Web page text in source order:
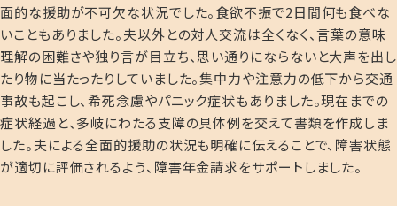
面的な援助が不可欠な状況でした。食欲不振で2日間何も食べな
いこともありました。夫以外との対人交流は全くなく、言葉の意味
理解の困難さや独り言が目立ち、思い通りにならないと大声を出し
たり物に当たったりしていました。集中力や注意力の低下から交通
事故も起こし、希死念慮やパニック症状もありました。現在までの
症状経過と、多岐にわたる支障の具体例を交えて書類を作成しま
した。夫による全面的援助の状況も明確に伝えることで、障害状態
が適切に評価されるよう、障害年金請求をサポートしました。